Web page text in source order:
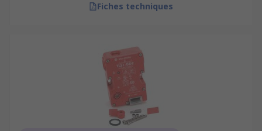
Fiches techniques